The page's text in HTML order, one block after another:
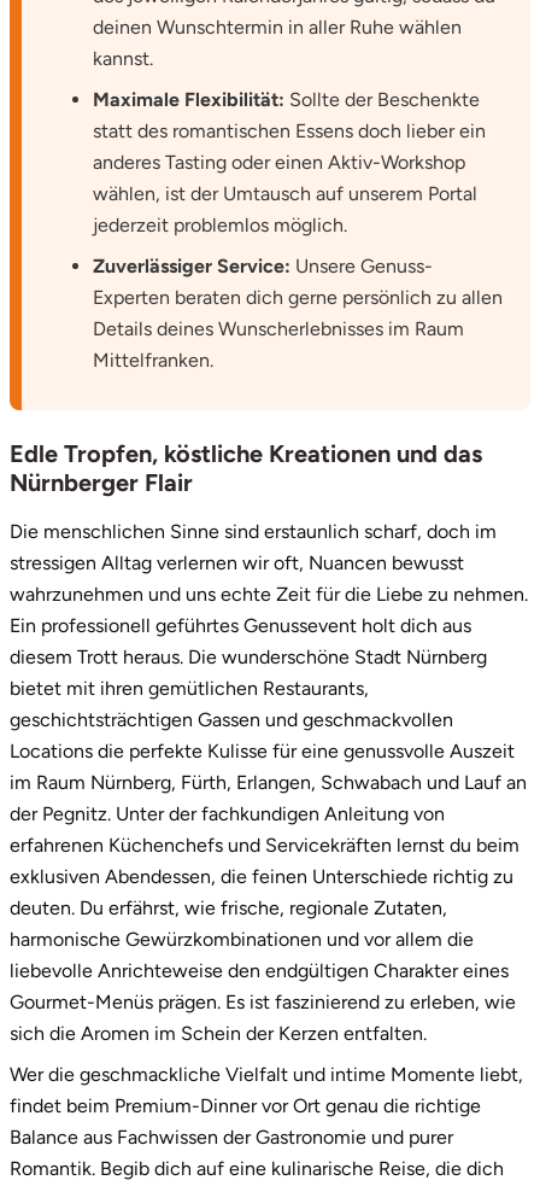
deinen Wunschtermin in aller Ruhe wählen
kannst.
Maximale Flexibilität: Sollte der Beschenkte
statt des romantischen Essens doch lieber ein
anderes Tasting oder einen Aktiv-Workshop
wählen, ist der Umtausch auf unserem Portal
jederzeit problemlos möglich.
Zuverlässiger Service: Unsere Genuss-
Experten beraten dich gerne persönlich zu allen
Details deines Wunscherlebnisses im Raum
Mittelfranken.
Edle Tropfen, köstliche Kreationen und das
Nürnberger Flair
Die menschlichen Sinne sind erstaunlich scharf, doch im
stressigen Alltag verlernen wir oft, Nuancen bewusst
wahrzunehmen und uns echte Zeit für die Liebe zu nehmen.
Ein professionell geführtes Genussevent holt dich aus
diesem Trott heraus. Die wunderschöne Stadt Nürnberg
bietet mit ihren gemütlichen Restaurants,
geschichtsträchtigen Gassen und geschmackvollen
Locations die perfekte Kulisse für eine genussvolle Auszeit
im Raum Nürnberg, Fürth, Erlangen, Schwabach und Lauf an
der Pegnitz. Unter der fachkundigen Anleitung von
erfahrenen Küchenchefs und Servicekräften lernst du beim
exklusiven Abendessen, die feinen Unterschiede richtig zu
deuten. Du erfährst, wie frische, regionale Zutaten,
harmonische Gewürzkombinationen und vor allem die
liebevolle Anrichteweise den endgültigen Charakter eines
Gourmet-Menüs prägen. Es ist faszinierend zu erleben, wie
sich die Aromen im Schein der Kerzen entfalten.
Wer die geschmackliche Vielfalt und intime Momente liebt,
findet beim Premium-Dinner vor Ort genau die richtige
Balance aus Fachwissen der Gastronomie und purer
Romantik. Begib dich auf eine kulinarische Reise, die dich
Potsdam-Mittelmark
Regensburg
Rheine
Rottweil
Saarbrücken
Salzgitter
Schongau
Schwabach
Schweinfurt
Schwerin
Segeberg
Seligenstadt
Speyer
Stade